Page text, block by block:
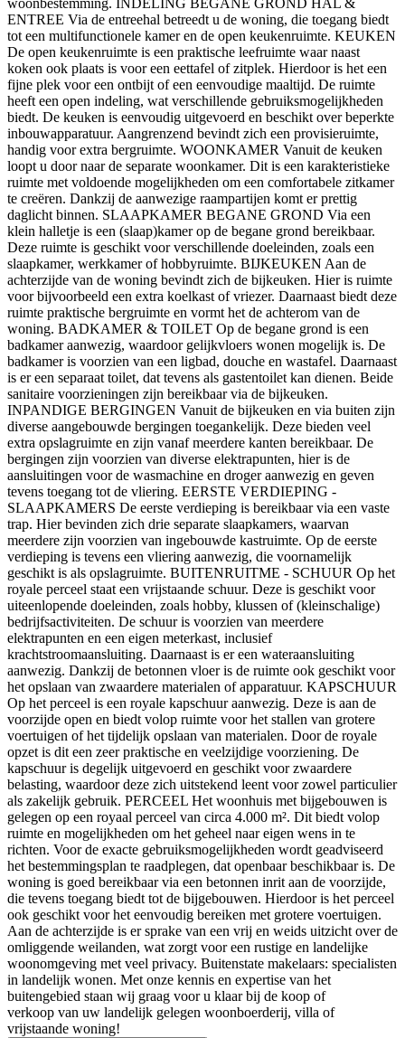
woonbestemming. INDELING BEGANE GROND HAL &
ENTREE Via de entreehal betreedt u de woning, die toegang biedt
tot een multifunctionele kamer en de open keukenruimte. KEUKEN
De open keukenruimte is een praktische leefruimte waar naast
koken ook plaats is voor een eettafel of zitplek. Hierdoor is het een
fijne plek voor een ontbijt of een eenvoudige maaltijd. De ruimte
heeft een open indeling, wat verschillende gebruiksmogelijkheden
biedt. De keuken is eenvoudig uitgevoerd en beschikt over beperkte
inbouwapparatuur. Aangrenzend bevindt zich een provisieruimte,
handig voor extra bergruimte. WOONKAMER Vanuit de keuken
loopt u door naar de separate woonkamer. Dit is een karakteristieke
ruimte met voldoende mogelijkheden om een comfortabele zitkamer
te creëren. Dankzij de aanwezige raampartijen komt er prettig
daglicht binnen. SLAAPKAMER BEGANE GROND Via een
klein halletje is een (slaap)kamer op de begane grond bereikbaar.
Deze ruimte is geschikt voor verschillende doeleinden, zoals een
slaapkamer, werkkamer of hobbyruimte. BIJKEUKEN Aan de
achterzijde van de woning bevindt zich de bijkeuken. Hier is ruimte
voor bijvoorbeeld een extra koelkast of vriezer. Daarnaast biedt deze
ruimte praktische bergruimte en vormt het de achterom van de
woning. BADKAMER & TOILET Op de begane grond is een
badkamer aanwezig, waardoor gelijkvloers wonen mogelijk is. De
badkamer is voorzien van een ligbad, douche en wastafel. Daarnaast
is er een separaat toilet, dat tevens als gastentoilet kan dienen. Beide
sanitaire voorzieningen zijn bereikbaar via de bijkeuken.
INPANDIGE BERGINGEN Vanuit de bijkeuken en via buiten zijn
diverse aangebouwde bergingen toegankelijk. Deze bieden veel
extra opslagruimte en zijn vanaf meerdere kanten bereikbaar. De
bergingen zijn voorzien van diverse elektrapunten, hier is de
aansluitingen voor de wasmachine en droger aanwezig en geven
tevens toegang tot de vliering. EERSTE VERDIEPING -
SLAAPKAMERS De eerste verdieping is bereikbaar via een vaste
trap. Hier bevinden zich drie separate slaapkamers, waarvan
meerdere zijn voorzien van ingebouwde kastruimte. Op de eerste
verdieping is tevens een vliering aanwezig, die voornamelijk
geschikt is als opslagruimte. BUITENRUITME - SCHUUR Op het
royale perceel staat een vrijstaande schuur. Deze is geschikt voor
uiteenlopende doeleinden, zoals hobby, klussen of (kleinschalige)
bedrijfsactiviteiten. De schuur is voorzien van meerdere
elektrapunten en een eigen meterkast, inclusief
krachtstroomaansluiting. Daarnaast is er een wateraansluiting
aanwezig. Dankzij de betonnen vloer is de ruimte ook geschikt voor
het opslaan van zwaardere materialen of apparatuur. KAPSCHUUR
Op het perceel is een royale kapschuur aanwezig. Deze is aan de
voorzijde open en biedt volop ruimte voor het stallen van grotere
voertuigen of het tijdelijk opslaan van materialen. Door de royale
opzet is dit een zeer praktische en veelzijdige voorziening. De
kapschuur is degelijk uitgevoerd en geschikt voor zwaardere
belasting, waardoor deze zich uitstekend leent voor zowel particulier
als zakelijk gebruik. PERCEEL Het woonhuis met bijgebouwen is
gelegen op een royaal perceel van circa 4.000 m². Dit biedt volop
ruimte en mogelijkheden om het geheel naar eigen wens in te
richten. Voor de exacte gebruiksmogelijkheden wordt geadviseerd
het bestemmingsplan te raadplegen, dat openbaar beschikbaar is. De
woning is goed bereikbaar via een betonnen inrit aan de voorzijde,
die tevens toegang biedt tot de bijgebouwen. Hierdoor is het perceel
ook geschikt voor het eenvoudig bereiken met grotere voertuigen.
Aan de achterzijde is er sprake van een vrij en weids uitzicht over de
omliggende weilanden, wat zorgt voor een rustige en landelijke
woonomgeving met veel privacy. Buitenstate makelaars: specialisten
in landelijk wonen. Met onze kennis en expertise van het
buitengebied staan wij graag voor u klaar bij de koop of
verkoop van uw landelijk gelegen woonboerderij, villa of
vrijstaande woning!